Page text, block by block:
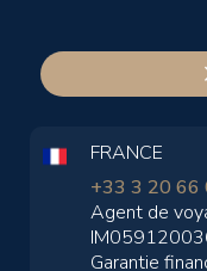
FRANCE
+33 3 20 66
Agent de
Garantie